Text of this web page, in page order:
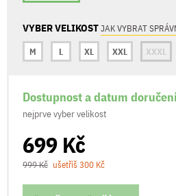
VYBER VELIKOSTJAK VYBRAT
M
L XL XXL XXXL
Dostupnost a datum
nejprve vyber velikost
699 Kč
999 Kč ušetříš 300 Kč